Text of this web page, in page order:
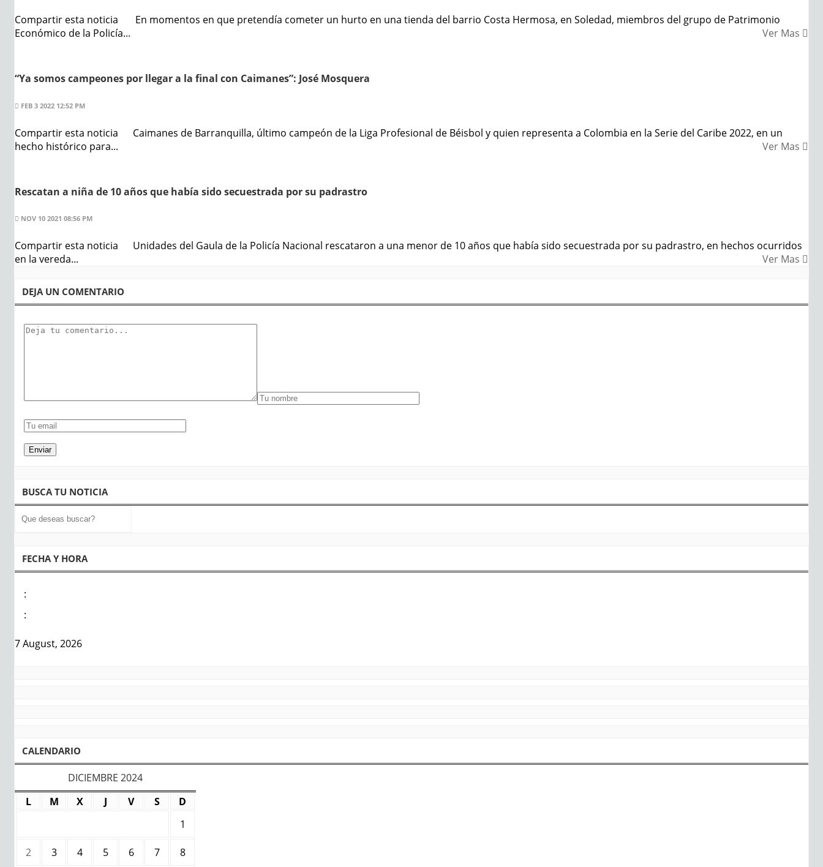
Compartir esta noticia En momentos en que pretendía cometer un hurto en una tienda del barrio Costa Hermosa, en Soledad, miembros del grupo de Patrimonio
Económico de la Policía...
Ver Mas
“Ya somos campeones por llegar a la final con Caimanes”: José Mosquera
FEB 3 2022 12:52 PM
Compartir esta noticia Caimanes de Barranquilla, último campeón de la Liga Profesional de Béisbol y quien representa a Colombia en la Serie del Caribe 2022, en un
hecho histórico para...
Ver Mas
Rescatan a niña de 10 años que había sido secuestrada por su padrastro
NOV 10 2021 08:56 PM
Compartir esta noticia Unidades del Gaula de la Policía Nacional rescataron a una menor de 10 años que había sido secuestrada por su padrastro, en hechos ocurridos
en la vereda...
Ver Mas
DEJA UN COMENTARIO
BUSCA TU NOTICIA
FECHA Y HORA
:
:
7 August, 2026
CALENDARIO
DICIEMBRE 2024
L
M X J V S
D
1
2 3 4 5 6 7 8